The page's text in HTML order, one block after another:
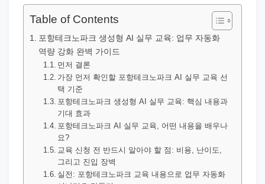
Table of Contents
포항테크노파크 생성형 AI 실무 교육: 업무 자동화
역량 강화 완벽 가이드
먼저 결론
가장 먼저 확인할 포항테크노파크 AI 실무 교육 선
택 기준
포항테크노파크 생성형 AI 실무 교육: 핵심 내용과
기대 효과
포항테크노파크 AI 실무 교육, 어떤 내용을 배우나
요?
교육 신청 전 반드시 알아야 할 점: 비용, 난이도,
그리고 진입 장벽
실전: 포항테크노파크 교육 내용으로 업무 자동화